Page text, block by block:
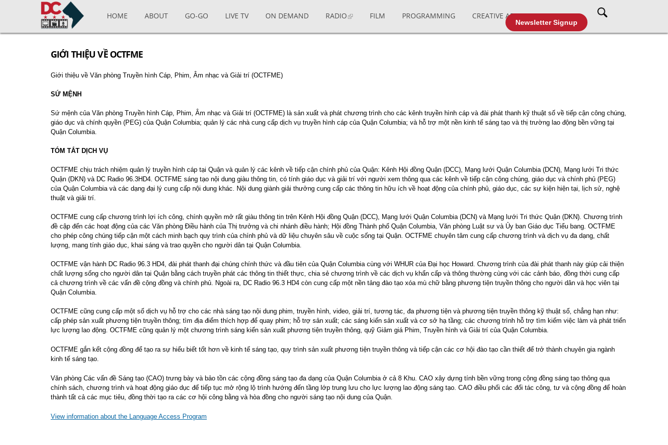
Skip to main content
Newsletter Signup
HOME ABOUT GO-GO LIVE TV ON DEMAND RADIO FILM PROGRAMMING CREATIVE AFFAIRS CABLE TV
GIỚI THIỆU VỀ OCTFME
Giới thiệu về Văn phòng Truyền hình Cáp, Phim, Âm nhạc và Giải trí (OCTFME)
SỨ MỆNH
Sứ mệnh của Văn phòng Truyền hình Cáp, Phim, Âm nhạc và Giải trí (OCTFME) là sản xuất và phát chương trình cho các kênh truyền hình cáp và đài phát thanh kỹ thuật số về tiếp cận công chúng,
giáo dục và chính quyền (PEG) của Quận Columbia; quản lý các nhà cung cấp dịch vụ truyền hình cáp của Quận Columbia; và hỗ trợ một nền kinh tế sáng tạo và thị trường lao động bền vững tại
Quận Columbia.
TÓM TẮT DỊCH VỤ
OCTFME chịu trách nhiệm quản lý truyền hình cáp tại Quận và quản lý các kênh về tiếp cận chính phủ của Quận: Kênh Hội đồng Quận (DCC), Mạng lưới Quận Columbia (DCN), Mạng lưới Tri thức
Quận (DKN) và DC Radio 96.3HD4. OCTFME sáng tạo nội dung giàu thông tin, có tính giáo dục và giải trí với người xem thông qua các kênh về tiếp cận công chúng, giáo dục và chính phủ (PEG)
của Quận Columbia và các dạng đại lý cung cấp nội dung khác. Nội dung giành giải thưởng cung cấp các thông tin hữu ích về hoạt động của chính phủ, giáo dục, các sự kiện hiện tại, lịch sử, nghệ
thuật và giải trí.
OCTFME cung cấp chương trình lợi ích công, chính quyền mở rất giàu thông tin trên Kênh Hội đồng Quận (DCC), Mạng lưới Quận Columbia (DCN) và Mạng lưới Tri thức Quận (DKN). Chương trình
đề cập đến các hoạt động của các Văn phòng Điều hành của Thị trưởng và chi nhánh điều hành; Hội đồng Thành phố Quận Columbia, Văn phòng Luật sư và Ủy ban Giáo dục Tiểu bang. OCTFME
cho phép công chúng tiếp cận một cách minh bạch quy trình của chính phủ và dữ liệu chuyên sâu về cuộc sống tại Quận. OCTFME chuyên tâm cung cấp chương trình và dịch vụ đa dạng, chất
lượng, mang tính giáo dục, khai sáng và trao quyền cho người dân tại Quận Columbia.
OCTFME vận hành DC Radio 96.3 HD4, đài phát thanh đại chúng chính thức và đầu tiên của Quận Columbia cùng với WHUR của Đại học Howard. Chương trình của đài phát thanh này giúp cải thiện
chất lượng sống cho người dân tại Quận bằng cách truyền phát các thông tin thiết thực, chia sẻ chương trình về các dịch vụ khẩn cấp và thông thường cùng với các cảnh báo, đồng thời cung cấp
cả chương trình về các vấn đề cộng đồng và chính phủ. Ngoài ra, DC Radio 96.3 HD4 còn cung cấp một nền tảng đào tạo xóa mù chữ bằng phương tiện truyền thông cho người dân và học viên tại
Quận Columbia.
OCTFME cũng cung cấp một số dịch vụ hỗ trợ cho các nhà sáng tạo nội dung phim, truyền hình, video, giải trí, tương tác, đa phương tiện và phương tiện truyền thông kỹ thuật số, chẳng hạn như:
cấp phép sản xuất phương tiện truyền thông; tìm địa điểm thích hợp để quay phim; hỗ trợ sản xuất; các sáng kiến sản xuất và cơ sở hạ tầng; các chương trình hỗ trợ tìm kiếm việc làm và phát triển
lực lượng lao động. OCTFME cũng quản lý một chương trình sáng kiến sản xuất phương tiện truyền thông, quỹ Giảm giá Phim, Truyền hình và Giải trí của Quận Columbia.
OCTFME gắn kết cộng đồng để tạo ra sự hiểu biết tốt hơn về kinh tế sáng tạo, quy trình sản xuất phương tiện truyền thông và tiếp cận các cơ hội đào tạo cần thiết để trở thành chuyên gia ngành
kinh tế sáng tạo.
Văn phòng Các vấn đề Sáng tạo (CAO) trưng bày và bảo tồn các cộng đồng sáng tạo đa dạng của Quận Columbia ở cả 8 Khu. CAO xây dựng tính bền vững trong cộng đồng sáng tạo thông qua
chính sách, chương trình và hoạt động giáo dục để tiếp tục mở rộng lộ trình hướng đến tầng lớp trung lưu cho lực lượng lao động sáng tạo. CAO điều phối các đối tác công, tư và cộng đồng để hoàn
thành tất cả các mục tiêu, đồng thời tạo ra các cơ hội công bằng và hòa đồng cho người sáng tạo nội dung của Quận.
View information about the Language Access Program